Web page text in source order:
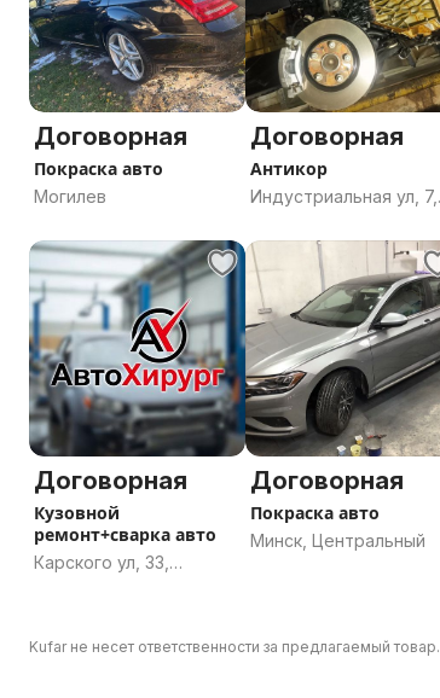
Договорная
Покраска авто
Могилев
Договорная
Антикор
Индустриальная ул, 7,
область
Договорная
Кузовной
ремонт+сварка авто
Карского ул, 33,
Договорная
Покраска авто
Минск, Центральный
Kufar не несет ответственности за предлагаемый товар.